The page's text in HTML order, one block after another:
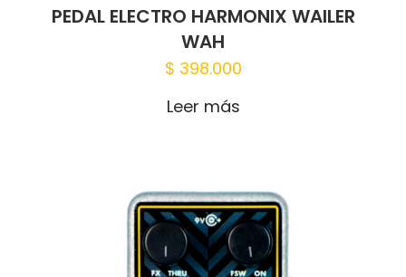
próxima vez que haga un comentario.
PEDAL ELECTRO HARMONIX WAILER
WAH
$ 398.000
Leer más